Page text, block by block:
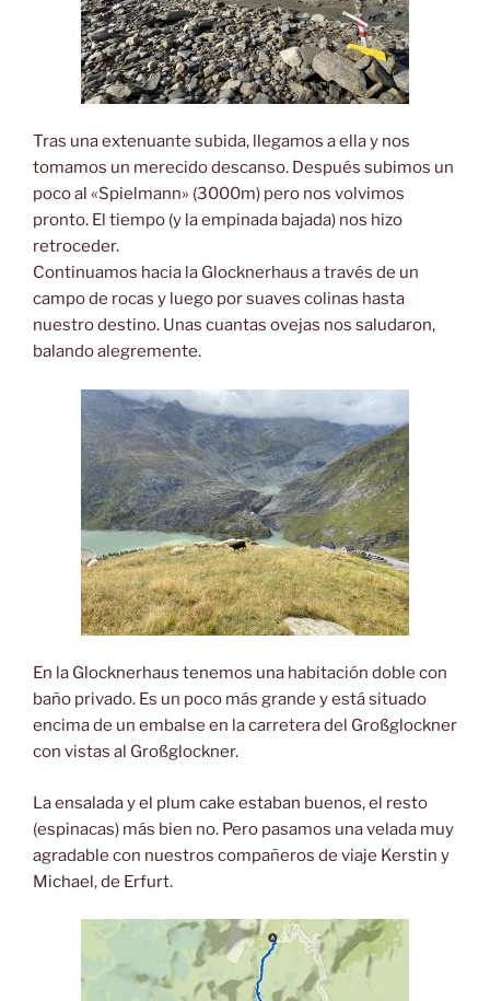
Tras una extenuante subida, llegamos a ella y nos
tomamos un merecido descanso. Después subimos un
poco al «Spielmann» (3000m) pero nos volvimos
pronto. El tiempo (y la empinada bajada) nos hizo
retroceder.
Continuamos hacia la Glocknerhaus a través de un
campo de rocas y luego por suaves colinas hasta
nuestro destino. Unas cuantas ovejas nos saludaron,
balando alegremente.
En la Glocknerhaus tenemos una habitación doble con
baño privado. Es un poco más grande y está situado
encima de un embalse en la carretera del Großglockner
con vistas al Großglockner.
La ensalada y el plum cake estaban buenos, el resto
(espinacas) más bien no. Pero pasamos una velada muy
agradable con nuestros compañeros de viaje Kerstin y
Michael, de Erfurt.